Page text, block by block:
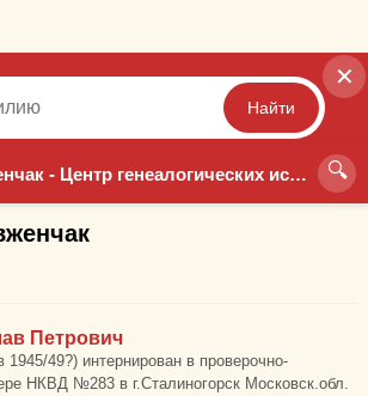
Вавженчак - Центр генеалогических исследований 🔍
✕
Найти
Точный Неточный
Петрович
1945/49?) интернирован в проверочно-
НКВД №283 в г.Сталиногорск Московск.обл.